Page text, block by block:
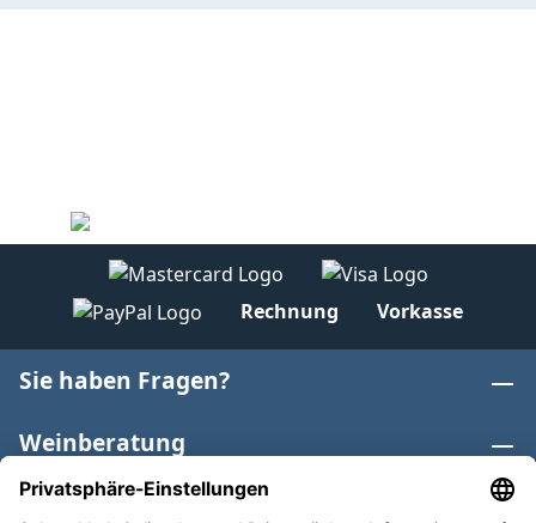
Rechnung Vorkasse
Sie haben Fragen?
Weinberatung
Informationen